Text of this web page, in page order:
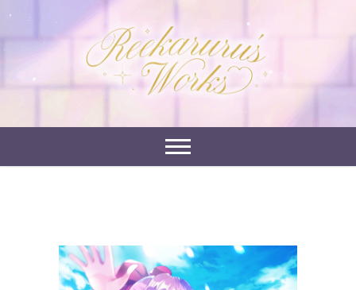
れーかるる's
works
れーかるるの運営するイラストポートフォリオサイ
トです。